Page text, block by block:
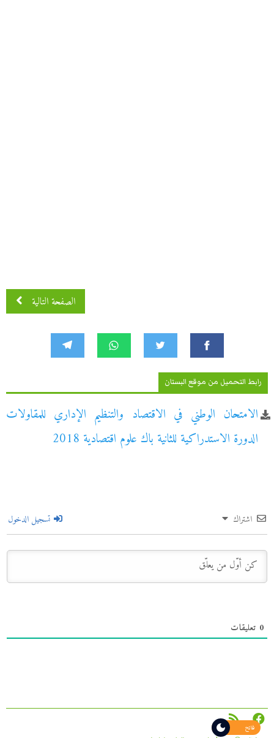
الصفحة التالية
رابط التحميل من موقع البستان
الامتحان الوطني في الاقتصاد والتنظيم الإداري للمقاولات
الدورة الاستدراكية للثانية باك علوم اقتصادية 2018
اشتراك تسجيل الدخول
0 تعليقات
فاتح